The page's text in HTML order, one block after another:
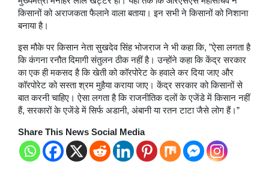
किसानों को अराजकता फैलाने वाला बताया। इन सभी ने किसानों को निशाना
बनाया है।
इस मौके पर किसान नेता सुखदेव सिंह भोजराज ने भी कहा कि, ”ऐसा लगता है
कि कंगना रनौत दिमागी संतुलन ठीक नहीं है। उन्होंने कहा कि केंद्र सरकार
का एक ही मकसद है कि खेती को कॉरपोरेट के हवाले कर दिया जाए और
कॉरपोरेट को सस्ता श्रम मुहैया कराया जाए। केंद्र सरकार को किसानों से
बात करनी चाहिए। ऐसा लगता है कि राजनीतिक दलों के एजेंडे में किसान नहीं
हैं, सरकारों के एजेंडे में सिर्फ अडानी, अंबानी या रतन टाटा जैसे लोग हैं।”
Share This News Social Media